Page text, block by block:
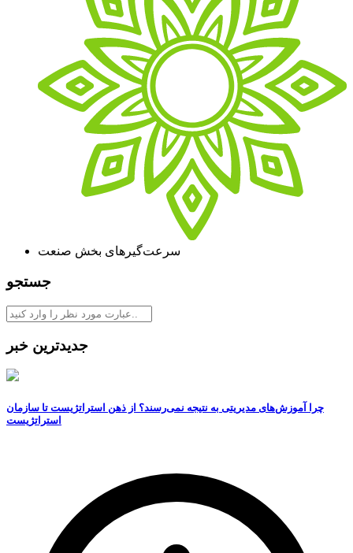
سرعت‌گیرهای بخش صنعت
جستجو
جدیدترین خبر
چرا آموزش‌های مدیریتی به نتیجه نمی‌رسند؟ از ذهن استراتژیست تا سازمان
استراتژیست